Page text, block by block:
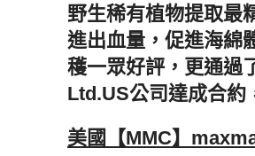
野生稀有植物提取最
進出血量，促進海綿
穫一眾好評，更通過
Ltd.US公司達成合約
美國【MMC】